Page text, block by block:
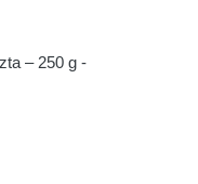
– 250 g -